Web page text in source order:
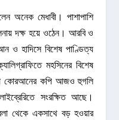
অনেক মেধাবী। পাশাপাশি
দক্ষ হয়ে ওঠেন। আরবি ও
ও হাদিসে বিশেষ পাণ্ডিত্য
মহসিনের বিশেষ
কোরআনের কপি আজও হুগলি
সংরক্ষিত আছে।
থেকে একসাথে বড় হওয়ার